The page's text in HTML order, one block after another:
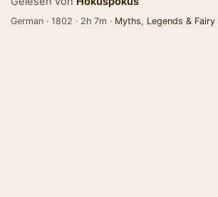
German · 1802 · 2h 7m · Myths, Legends & Fairy